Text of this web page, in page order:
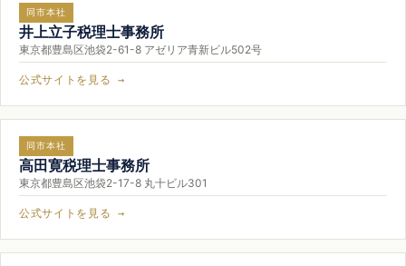
同市本社
井上立子税理士事務所
東京都豊島区池袋2-61-8 アゼリア青新ビル502号
公式サイトを見る →
同市本社
高田寛税理士事務所
東京都豊島区池袋2-17-8 丸十ビル301
公式サイトを見る →